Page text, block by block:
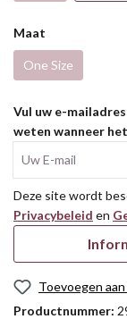
Maat
One Size
Vul uw e-
weten wanneer
Deze site wordt
Privacybeleid en
Toevoegen
Productnummer: